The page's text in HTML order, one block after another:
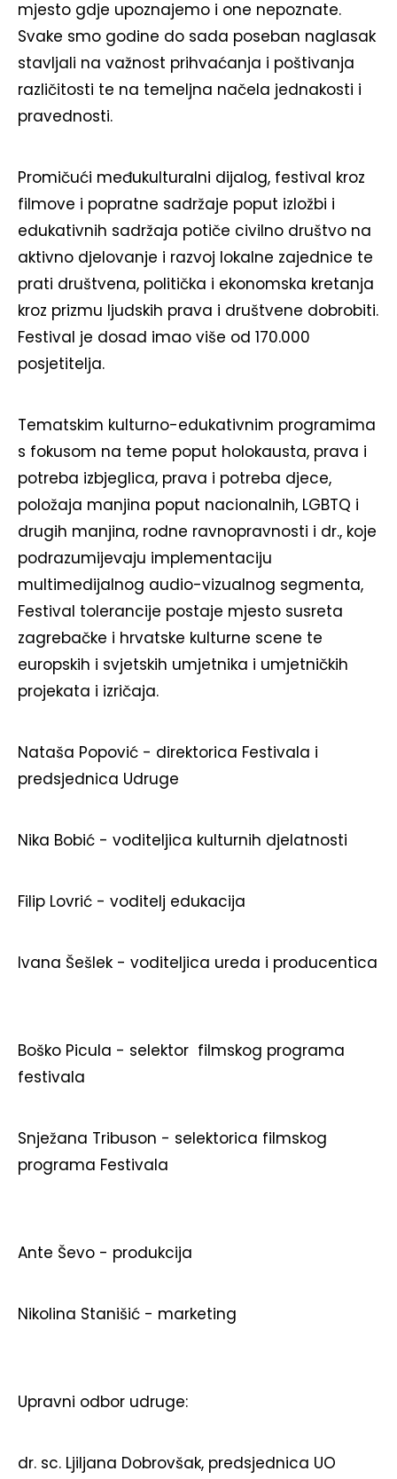
mjesto gdje upoznajemo i one nepoznate.
Svake smo godine do sada poseban naglasak
stavljali na važnost prihvaćanja i poštivanja
različitosti te na temeljna načela jednakosti i
pravednosti.
Promičući međukulturalni dijalog, festival kroz
filmove i popratne sadržaje poput izložbi i
edukativnih sadržaja potiče civilno društvo na
aktivno djelovanje i razvoj lokalne zajednice te
prati društvena, politička i ekonomska kretanja
kroz prizmu ljudskih prava i društvene dobrobiti.
Festival je dosad imao više od 170.000
posjetitelja.
Tematskim kulturno-edukativnim programima
s fokusom na teme poput holokausta, prava i
potreba izbjeglica, prava i potreba djece,
položaja manjina poput nacionalnih, LGBTQ i
drugih manjina, rodne ravnopravnosti i dr., koje
podrazumijevaju implementaciju
multimedijalnog audio-vizualnog segmenta,
Festival tolerancije postaje mjesto susreta
zagrebačke i hrvatske kulturne scene te
europskih i svjetskih umjetnika i umjetničkih
projekata i izričaja.
Nataša Popović - direktorica Festivala i
predsjednica Udruge
Nika Bobić - voditeljica kulturnih djelatnosti
Filip Lovrić - voditelj edukacija
Ivana Šešlek - voditeljica ureda i producentica
Boško Picula - selektor filmskog programa
festivala
Snježana Tribuson - selektorica filmskog
programa Festivala
Ante Ševo - produkcija
Nikolina Stanišić - marketing
Upravni odbor udruge:
dr. sc. Ljiljana Dobrovšak, predsjednica UO